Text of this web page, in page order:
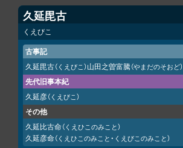
久延毘古
くえびこ
古事記
久延毘古（くえびこ）山田之曽富騰（やまだのそおど）
先代旧事本紀
久延彦（くえびこ）
その他
久延比古命（くえひこのみこと）
久延彦命（くえひこのみこと・くえびこのみこと）